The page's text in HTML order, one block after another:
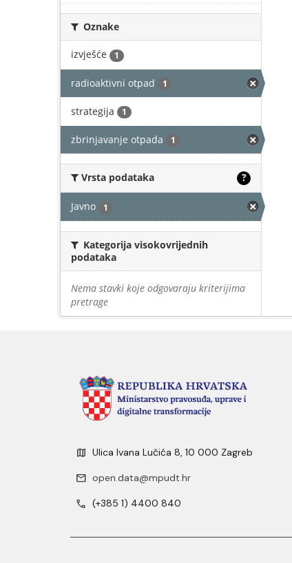
Oznake
izvješće 1
radioaktivni otpad 1
strategija 1
zbrinjavanje otpada 1
Vrsta podataka ?
Javno 1
Kategorija visokovrijednih
podataka
Nema stavki koje odgovaraju kriterijima
pretrage